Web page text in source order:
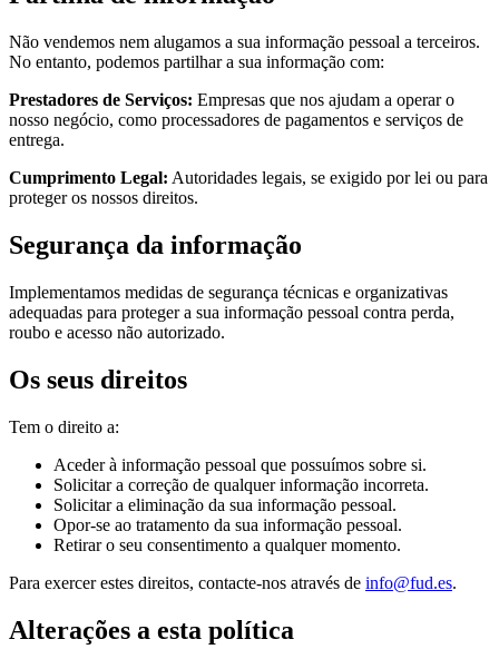
Não vendemos nem alugamos a sua informação pessoal a terceiros.
No entanto, podemos partilhar a sua informação com:
Prestadores de Serviços: Empresas que nos ajudam a operar o
nosso negócio, como processadores de pagamentos e serviços de
entrega.
Cumprimento Legal: Autoridades legais, se exigido por lei ou para
proteger os nossos direitos.
Segurança da informação
Implementamos medidas de segurança técnicas e organizativas
adequadas para proteger a sua informação pessoal contra perda,
roubo e acesso não autorizado.
Os seus direitos
Tem o direito a:
Aceder à informação pessoal que possuímos sobre si.
Solicitar a correção de qualquer informação incorreta.
Solicitar a eliminação da sua informação pessoal.
Opor-se ao tratamento da sua informação pessoal.
Retirar o seu consentimento a qualquer momento.
Para exercer estes direitos, contacte-nos através de info@fud.es.
Alterações a esta política